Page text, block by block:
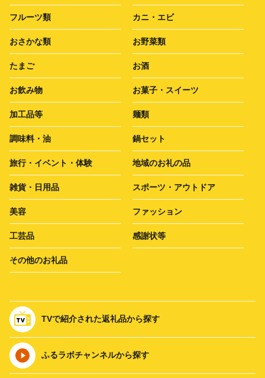
フルーツ類 カニ・エビ
おさかな類 お野菜類
たまご お酒
お飲み物 お菓子・スイーツ
加工品等 麺類
調味料・油 鍋セット
旅行・イベント・体験 地域のお礼の品
雑貨・日用品 スポーツ・アウトドア
美容 ファッション
工芸品 感謝状等
その他のお礼品
TVで紹介された返礼品から探す
ふるラボチャンネルから探す